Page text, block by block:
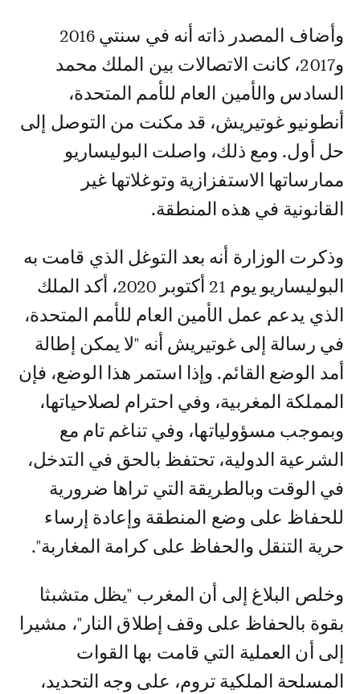
وأضاف المصدر ذاته أنه في سنتي 2016
و2017، كانت الاتصالات بين الملك محمد
السادس والأمين العام للأمم المتحدة،
أنطونيو غوتيريش، قد مكنت من التوصل إلى
حل أول. ومع ذلك، واصلت البوليساريو
ممارساتها الاستفزازية وتوغلاتها غير
القانونية في هذه المنطقة.
وذكرت الوزارة أنه بعد التوغل الذي قامت به
البوليساريو يوم 21 أكتوبر 2020، أكد الملك
الذي يدعم عمل الأمين العام للأمم المتحدة،
في رسالة إلى غوتيريش أنه "لا يمكن إطالة
أمد الوضع القائم. وإذا استمر هذا الوضع، فإن
المملكة المغربية، وفي احترام لصلاحياتها،
وبموجب مسؤولياتها، وفي تناغم تام مع
الشرعية الدولية، تحتفظ بالحق في التدخل،
في الوقت وبالطريقة التي تراها ضرورية
للحفاظ على وضع المنطقة وإعادة إرساء
حرية التنقل والحفاظ على كرامة المغاربة".
وخلص البلاغ إلى أن المغرب "يظل متشبثا
بقوة بالحفاظ على وقف إطلاق النار"، مشيرا
إلى أن العملية التي قامت بها القوات
المسلحة الملكية تروم، على وجه التحديد،